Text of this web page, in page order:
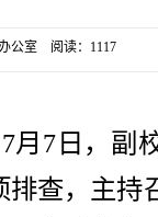
公室 阅读： 1117
月7日，副
查，主持